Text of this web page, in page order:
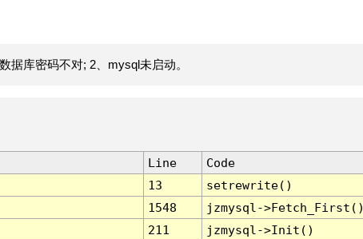
据库密码不对; 2、mysql未启动。
Line
Code
13
setrewrite()
1548
jzmysql-
211
jzmysql->Init()